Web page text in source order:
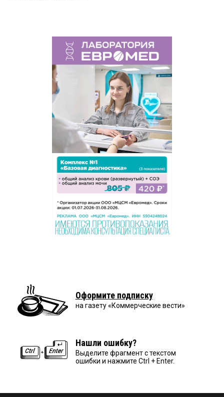
Оформите подписку
на газету «Коммерческие вести»
Нашли ошибку?
Выделите фрагмент с текстом
ошибки и нажмите Ctrl + Enter.